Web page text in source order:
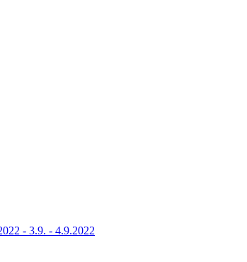
- 3.9. - 4.9.2022